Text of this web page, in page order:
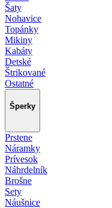
Šaty
Nohavice
Topánky
Mikiny
Kabáty
Detské
Štrikované
Ostatné
Šperky
Prstene
Náramky
Prívesok
Náhrdelník
Brošne
Sety
Náušnice